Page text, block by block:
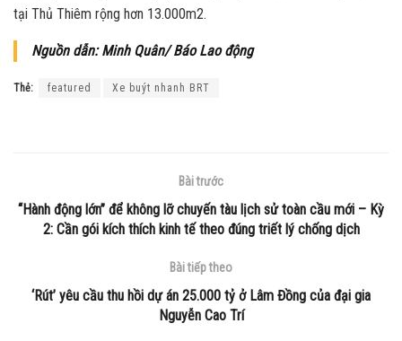
tại Thủ Thiêm rộng hơn 13.000m2.
Nguồn dẫn: Minh Quân/ Báo Lao động
Thẻ: featured Xe buýt nhanh BRT
Bài trước
“Hành động lớn” để không lỡ chuyến tàu lịch sử toàn cầu mới – Kỳ
2: Cần gói kích thích kinh tế theo đúng triết lý chống dịch
Bài tiếp theo
‘Rút’ yêu cầu thu hồi dự án 25.000 tỷ ở Lâm Đồng của đại gia
Nguyễn Cao Trí